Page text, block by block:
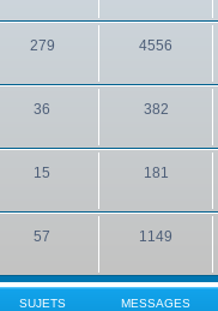
279 4556
36 382
15 181
57 1149
SUJETS MESSAGES